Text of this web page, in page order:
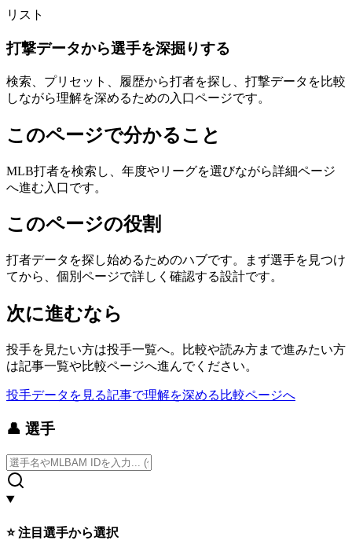
リスト
打撃データから選手を深掘りする
検索、プリセット、履歴から打者を探し、打撃データを比較
しながら理解を深めるための入口ページです。
このページで分かること
MLB打者を検索し、年度やリーグを選びながら詳細ページ
へ進む入口です。
このページの役割
打者データを探し始めるためのハブです。まず選手を見つけ
てから、個別ページで詳しく確認する設計です。
次に進むなら
投手を見たい方は投手一覧へ。比較や読み方まで進みたい方
は記事一覧や比較ページへ進んでください。
投手データを見る記事で理解を深める 比較ページへ
👤 選手
⭐ 注目選手から選択